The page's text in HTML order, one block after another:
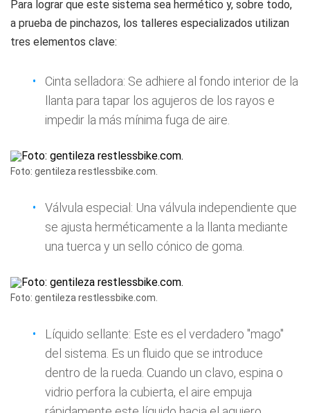
Para lograr que este sistema sea hermético y, sobre todo,
a prueba de pinchazos, los talleres especializados utilizan
tres elementos clave:
Cinta selladora: Se adhiere al fondo interior de la
llanta para tapar los agujeros de los rayos e
impedir la más mínima fuga de aire.
Foto: gentileza restlessbike.com.
Válvula especial: Una válvula independiente que
se ajusta herméticamente a la llanta mediante
una tuerca y un sello cónico de goma.
Foto: gentileza restlessbike.com.
Líquido sellante: Este es el verdadero "mago"
del sistema. Es un fluido que se introduce
dentro de la rueda. Cuando un clavo, espina o
vidrio perfora la cubierta, el aire empuja